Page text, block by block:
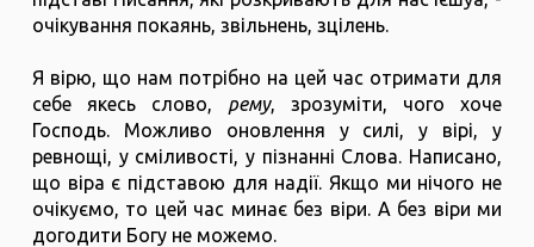
очікування покаянь, звільнень, зцілень.
Я вірю, що нам потрібно на цей час отримати для
себе якесь слово, рему, зрозуміти, чого хоче
Господь. Можливо оновлення у силі, у вірі, у
ревнощі, у сміливості, у пізнанні Слова. Написано,
що віра є підставою для надії. Якщо ми нічого не
очікуємо, то цей час минає без віри. А без віри ми
догодити Богу не можемо.